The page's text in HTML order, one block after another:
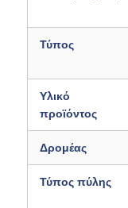
Αρχική Σελίδα
Προϊόντα
Τύπος
Υλικό
προϊόντος
Δρομέας
Τύπος πύλης